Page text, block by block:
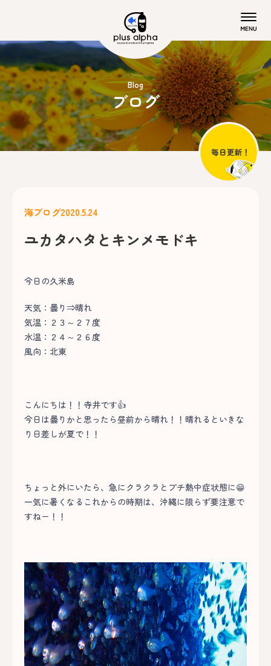
Blog
ブログ
海ブログ2020.5.24
ユカタハタとキンメモドキ
今日の久米島
天気：曇り⇒晴れ
気温：２３～２７度
水温：２４～２６度
風向：北東
こんにちは！！寺井です👍
今日は曇りかと思ったら昼前から晴れ！！晴れるといきな
り日差しが夏で！！
ちょっと外にいたら、急にクラクラとプチ熱中症状態に😁
一気に暑くなるこれからの時期は、沖縄に限らず要注意で
すねー！！